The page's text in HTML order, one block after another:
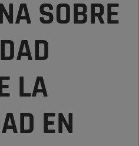
SOBRE
LA
EN